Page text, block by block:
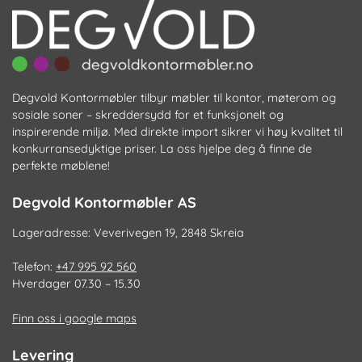
Degvold Kontormøbler tilbyr møbler til kontor, møterom og
sosiale soner – skreddersydd for et funksjonelt og
inspirerende miljø. Med direkte import sikrer vi høy kvalitet til
konkurransedyktige priser. La oss hjelpe deg å finne de
perfekte møblene!
Degvold Kontormøbler AS
Lageradresse: Veverivegen 19, 2848 Skreia
Telefon: +47 995 92 560
Hverdager 07.30 – 15.30
Finn oss i google maps
Levering